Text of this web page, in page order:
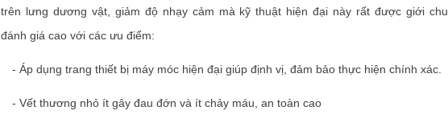
trên lưng dương vật, giảm độ nhạy cảm mà kỹ thuật hiện đại này rất được giới
đánh giá cao với các ưu điểm:
- Áp dụng trang thiết bị máy móc hiện đại giúp định vị, đảm bảo thực hiện chính xác.
- Vết thương nhỏ ít gây đau đớn và ít chảy máu, an toàn cao